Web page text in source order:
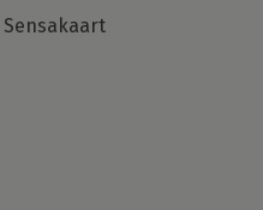
Sensakaart